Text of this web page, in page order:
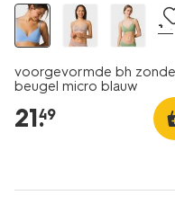
+4
voorgevormde bh
beugel micro blauw
21.
49